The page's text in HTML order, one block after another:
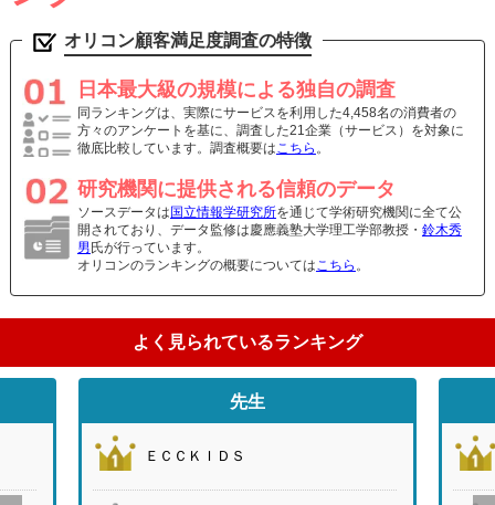
オリコン顧客満足度調査の特徴
日本最大級の規模による独自の調査
同ランキングは、実際にサービスを利用した4,458名の消費者の
方々のアンケートを基に、調査した21企業（サービス）を対象に
徹底比較しています。調査概要はこちら 。
研究機関に提供される信頼のデータ
ソースデータは 国立情報学研究所を通じて学術研究機関に全て公
開されており、データ監修は慶應義塾大学理工学部教授・ 鈴木秀
男 氏が行っています。
オリコンのランキングの概要についてはこちら 。
よく見られているランキング
先生
ＥＣＣＫＩＤＳ